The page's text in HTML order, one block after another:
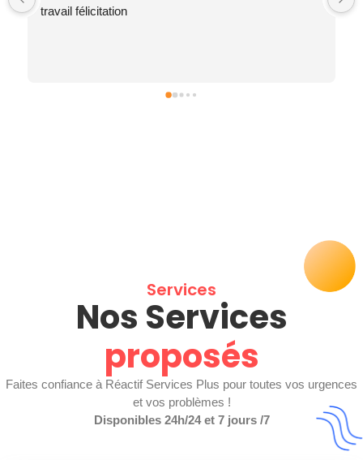
efficacité et d’un rapidité incroyable et le petit plus il
Services
Nos Services
proposés
Faites confiance à Réactif Services Plus pour toutes vos urgences
et vos problèmes !
Disponibles 24h/24 et 7 jours /7